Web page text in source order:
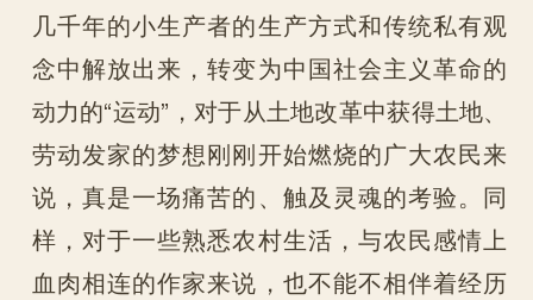
几千年的小生产者的生产方式和传统私有观
念中解放出来，转变为中国社会主义革命的
动力的“运动”，对于从土地改革中获得土地、
劳动发家的梦想刚刚开始燃烧的广大农民来
说，真是一场痛苦的、触及灵魂的考验。同
样，对于一些熟悉农村生活，与农民感情上
血肉相连的作家来说，也不能不相伴着经历